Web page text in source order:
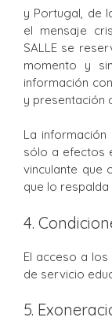
y Portugal, de
el mensaje
SALLE se
momento y
información
y presentación
La
sólo a efectos
vinculante que
que lo
4.
El acceso a
de servicio
5.